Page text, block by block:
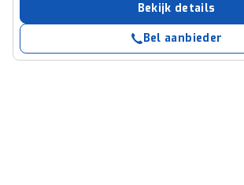
Bekijk details
Bel aanbieder